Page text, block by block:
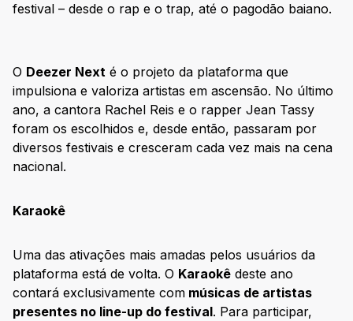
festival – desde o rap e o trap, até o pagodão baiano.
O Deezer Next é o projeto da plataforma que
impulsiona e valoriza artistas em ascensão. No último
ano, a cantora Rachel Reis e o rapper Jean Tassy
foram os escolhidos e, desde então, passaram por
diversos festivais e cresceram cada vez mais na cena
nacional.
Karaokê
Uma das ativações mais amadas pelos usuários da
plataforma está de volta. O Karaokê deste ano
contará exclusivamente com músicas de artistas
presentes no line-up do festival. Para participar,